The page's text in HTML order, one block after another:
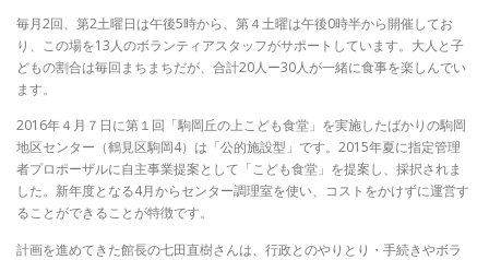
毎月2回、第2土曜日は午後5時から、第４土曜は午後0時半から開催してお
り、この場を13人のボランティアスタッフがサポートしています。大人と子
どもの割合は毎回まちまちだが、合計20人ー30人が一緒に食事を楽しんでい
ます。
2016年４月７日に第１回「駒岡丘の上こども食堂」を実施したばかりの駒岡
地区センター（鶴見区駒岡4）は「公的施設型」です。2015年夏に指定管理
者プロポーザルに自主事業提案として「こども食堂」を提案し、採択されま
した。新年度となる4月からセンター調理室を使い、コストをかけずに運営す
ることができることが特徴です。
計画を進めてきた館長の七田直樹さんは、行政とのやりとり・手続きやボラ